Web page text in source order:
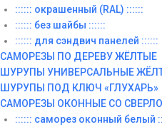
:::::: окрашенный (RAL) ::::::
:::::: без шайбы ::::::
:::::: для сэндвич панелей ::::::
САМОРЕЗЫ ПО ДЕРЕВУ ЖЁЛТЫЕ
ШУРУПЫ УНИВЕРСАЛЬНЫЕ
ШУРУПЫ ПОД КЛЮЧ «ГЛУХАРЬ»
САМОРЕЗЫ ОКОННЫЕ СО
:::::: саморез оконный белый